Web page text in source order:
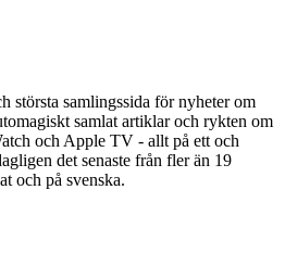
största samlingssida för nyheter om
samlat artiklar och rykten om
och Apple TV - allt på ett och
det senaste från fler än 19
och på svenska.